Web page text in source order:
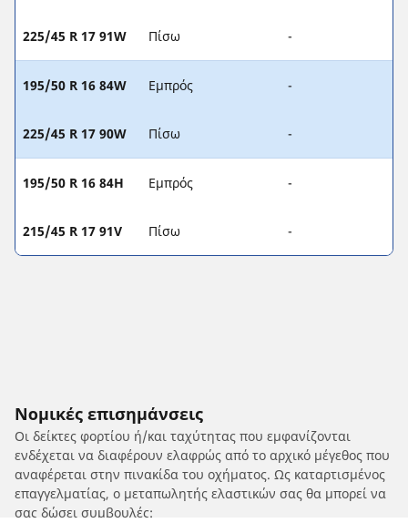
225/45 R 17 91W Πίσω -
195/50 R 16 84W Εμπρός -
225/45 R 17 90W Πίσω -
195/50 R 16 84H Εμπρός -
215/45 R 17 91V Πίσω -
Νομικές επισημάνσεις
Οι δείκτες φορτίου ή/και ταχύτητας που εμφανίζονται
ενδέχεται να διαφέρουν ελαφρώς από το αρχικό μέγεθος που
αναφέρεται στην πινακίδα του οχήματος. Ως καταρτισμένος
επαγγελματίας, ο μεταπωλητής ελαστικών σας θα μπορεί να
σας δώσει συμβουλές: